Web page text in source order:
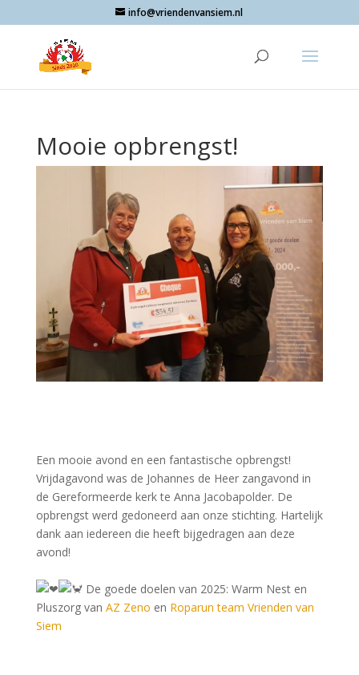
info@vriendenvansiem.nl
Mooie opbrengst!
Een mooie avond en een fantastische opbrengst!
Vrijdagavond was de Johannes de Heer zangavond in
de Gereformeerde kerk te Anna Jacobapolder. De
opbrengst werd gedoneerd aan onze stichting. Hartelijk
dank aan iedereen die heeft bijgedragen aan deze
avond!
De goede doelen van 2025: Warm Nest en
Pluszorg van AZ Zeno en Roparun team Vrienden van
Siem